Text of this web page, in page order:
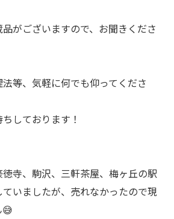
がございますので、お聞きくださ
等、気軽に何でも仰ってくださ
しております！
寺、駒沢、三軒茶屋、梅ヶ丘の駅
いましたが、売れなかったので現